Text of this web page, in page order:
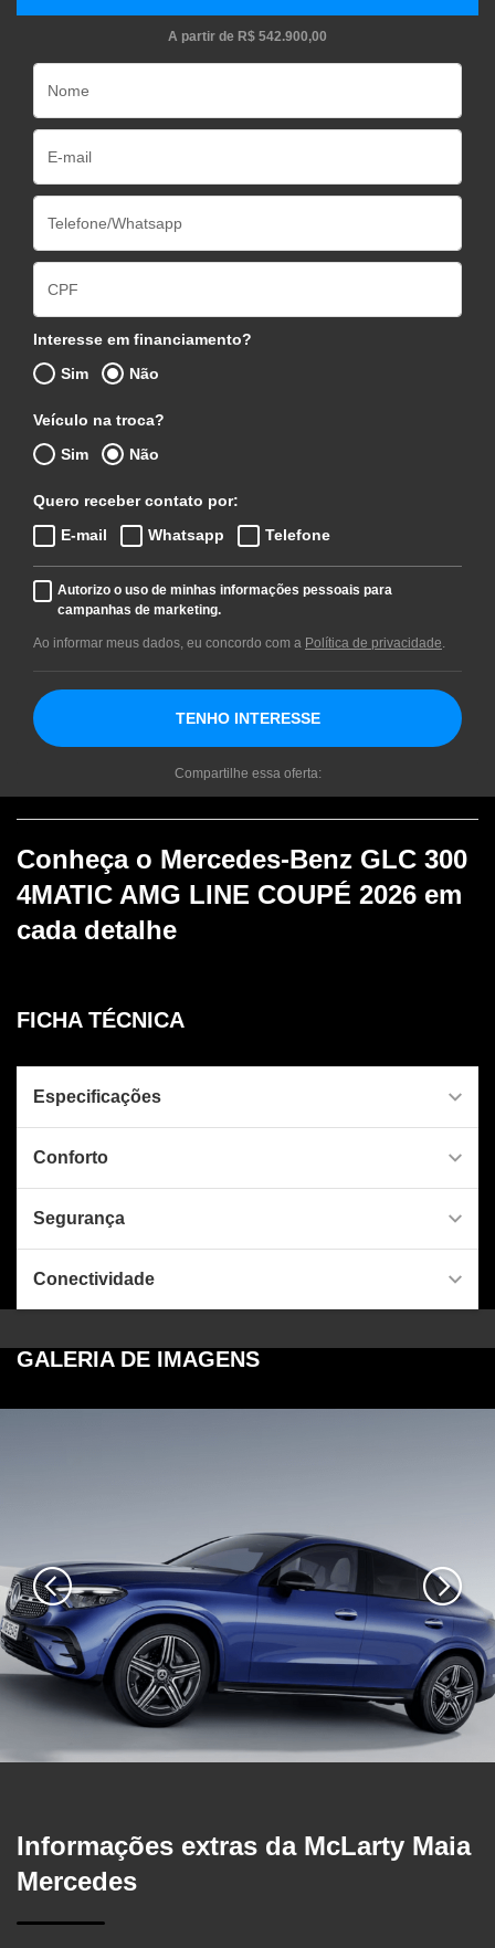
A partir de R$ 542.900,00
Interesse em financiamento?
Sim
Não
Veículo na troca?
Sim
Não
Quero receber contato por:
E-mail
Whatsapp Telefone
Autorizo o uso de minhas informações pessoais para
campanhas de marketing.
Ao informar meus dados, eu concordo com a Política de privacidade.
TENHO INTERESSE
Compartilhe essa oferta:
Conheça o Mercedes-Benz GLC 300
4MATIC AMG LINE COUPÉ 2026 em
cada detalhe
FICHA TÉCNICA
Especificações
Conforto
Segurança
Conectividade
GALERIA DE IMAGENS
Informações extras da McLarty Maia
Mercedes